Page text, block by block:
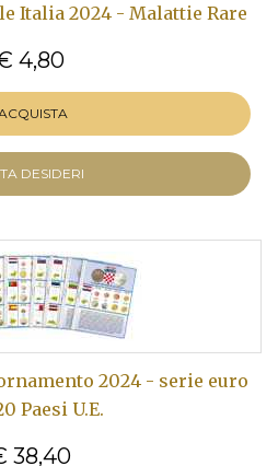
Italia 2024 - Malattie Rare
4,80
DESIDERI
2024 - serie euro
Paesi U.E.
38,40